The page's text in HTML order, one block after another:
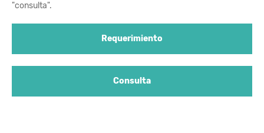
"consulta".
Requerimiento
Consulta